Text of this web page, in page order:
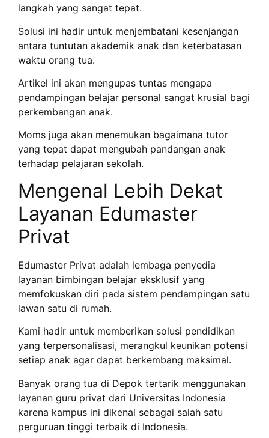
langkah yang sangat tepat.
Solusi ini hadir untuk menjembatani kesenjangan
antara tuntutan akademik anak dan keterbatasan
waktu orang tua.
Artikel ini akan mengupas tuntas mengapa
pendampingan belajar personal sangat krusial bagi
perkembangan anak.
Moms juga akan menemukan bagaimana tutor
yang tepat dapat mengubah pandangan anak
terhadap pelajaran sekolah.
Mengenal Lebih Dekat
Layanan Edumaster
Privat
Edumaster Privat adalah lembaga penyedia
layanan bimbingan belajar eksklusif yang
memfokuskan diri pada sistem pendampingan satu
lawan satu di rumah.
Kami hadir untuk memberikan solusi pendidikan
yang terpersonalisasi, merangkul keunikan potensi
setiap anak agar dapat berkembang maksimal.
Banyak orang tua di Depok tertarik menggunakan
layanan guru privat dari Universitas Indonesia
karena kampus ini dikenal sebagai salah satu
perguruan tinggi terbaik di Indonesia.